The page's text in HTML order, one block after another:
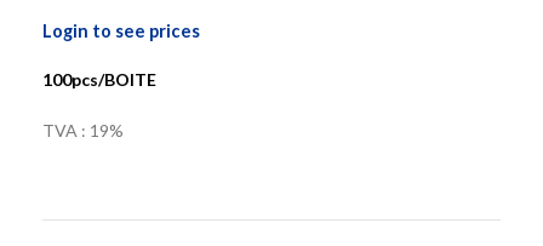
Login to see prices
100pcs/BOITE
TVA : 19%